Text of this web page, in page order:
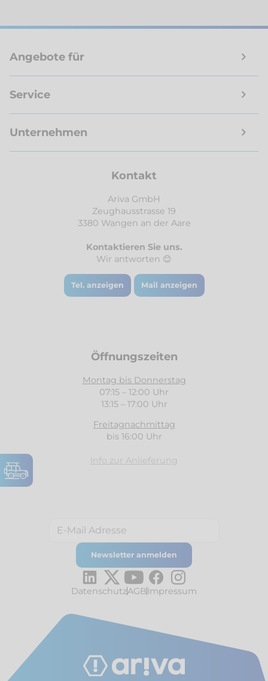
Angebote für
Service
Unternehmen
Kontakt
Ariva GmbH
Zeughausstrasse 19
3380 Wangen an der Aare
Kontaktieren Sie uns.
Wir antworten 😊
Tel. anzeigen Mail anzeigen
Öffnungszeiten
Montag bis Donnerstag
07:15 – 12:00 Uhr
13:15 – 17:00 Uhr
Freitagnachmittag
bis 16:00 Uhr
Info zur Anlieferung
DatenschutzAGB Impressum